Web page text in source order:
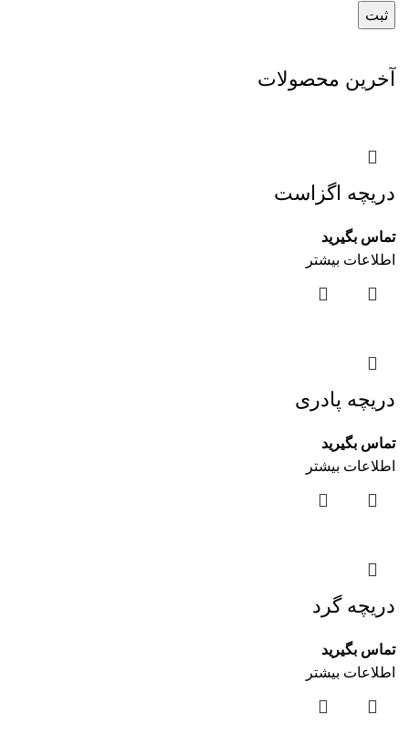
آخرین محصولات
دریچه اگزاست
تماس بگیرید
اطلاعات بیشتر
دریچه پادری
تماس بگیرید
اطلاعات بیشتر
دریچه گرد
تماس بگیرید
اطلاعات بیشتر